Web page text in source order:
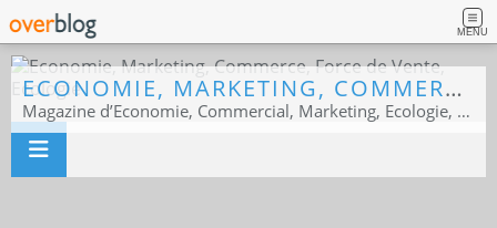
MENU
ECONOMIE, MARKETING, COMMERCE, FORCE DE VENTE, ECOLOGIE
Magazine d’Economie, Commercial, Marketing, Ecologie, Sport business